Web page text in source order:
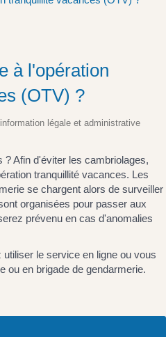
à l'opération
(OTV) ?
légale et administrative
Afin d'éviter les cambriolages,
tranquillité vacances. Les
se chargent alors de surveiller
organisées pour passer aux
prévenu en cas d'anomalies
le service en ligne ou vous
ou en brigade de gendarmerie.